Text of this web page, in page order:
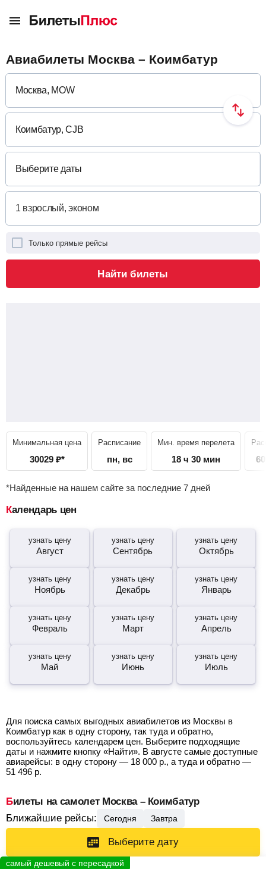
Авиабилеты Москва – Коимбатур
Выберите даты
Только прямые рейсы
Найти билеты
Минимальная цена
30029 ₽*
Расписание
пн, вс
Мин. время перелета
18 ч 30 мин
*Найденные на нашем сайте за последние 7 дней
Календарь цен
узнать цену
Август
узнать цену
Сентябрь
узнать цену
Октябрь
узнать цену
Ноябрь
узнать цену
Декабрь
узнать цену
Январь
узнать цену
Февраль
узнать цену
Март
узнать цену
Апрель
узнать цену
Май
узнать цену
Июнь
узнать цену
Июль
Для поиска самых выгодных авиабилетов из Москвы в
Коимбатур как в одну сторону, так туда и обратно,
воспользуйтесь календарем цен. Выберите подходящие
даты и нажмите кнопку «Найти». В августе самые доступные
авиарейсы: в одну сторону — 18 000 р., а туда и обратно —
51 496 р.
Билеты на самолет Москва – Коимбатур
Ближайшие рейсы:
Сегодня Завтра
Выберите дату